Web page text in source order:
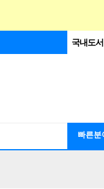
국내도서
빠른분